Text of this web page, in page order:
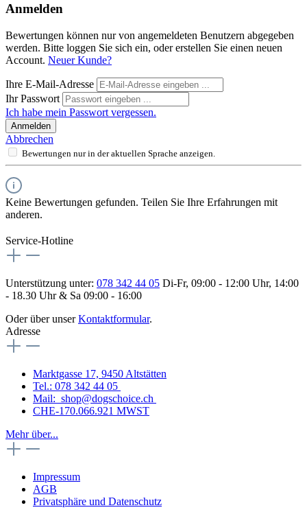
Anmelden
Bewertungen können nur von angemeldeten Benutzern abgegeben
werden. Bitte loggen Sie sich ein, oder erstellen Sie einen neuen
Account. Neuer Kunde?
Ihre E-Mail-Adresse
Ihr Passwort
Ich habe mein Passwort vergessen.
Anmelden
Abbrechen
Bewertungen nur in der aktuellen Sprache anzeigen.
Keine Bewertungen gefunden. Teilen Sie Ihre Erfahrungen mit
anderen.
Service-Hotline
Unterstützung unter: 078 342 44 05 Di-Fr, 09:00 - 12:00 Uhr, 14:00
- 18.30 Uhr & Sa 09:00 - 16:00
Oder über unserKontaktformular.
Adresse
Marktgasse 17, 9450 Altstätten
Tel.: 078 342 44 05
Mail: shop@dogschoice.ch
CHE-170.066.921 MWST
Mehr über...
Impressum
AGB
Privatsphäre und Datenschutz